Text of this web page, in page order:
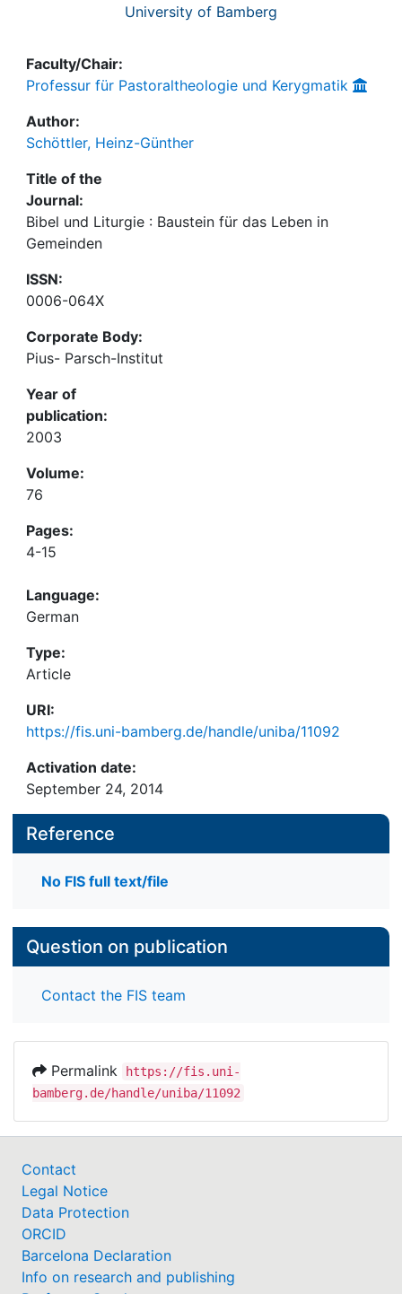
University of Bamberg
Faculty/Chair:
Professur für Pastoraltheologie und Kerygmatik
Author:
Schöttler, Heinz-Günther
Title of the
Journal:
Bibel und Liturgie : Baustein für das Leben in
Gemeinden
ISSN:
0006-064X
Corporate Body:
Pius- Parsch-Institut
Year of
publication:
2003
Volume:
76
Pages:
4-15
Language:
German
Type:
Article
URI:
https://fis.uni-bamberg.de/handle/uniba/11092
Activation date:
September 24, 2014
Reference
No FIS full text/file
Question on publication
Contact the FIS team
Permalink
https://fis.uni-
bamberg.de/handle/uniba/11092
Contact
Legal Notice
Data Protection
ORCID
Barcelona Declaration
Info on research and publishing